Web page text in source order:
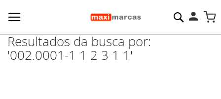
Pesquisa
Resultados da busca por:
'002.0001-1 1 2 3 1 1'